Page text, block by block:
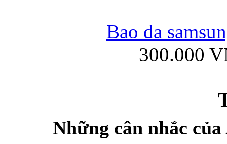
Bao da
300.000
Những cân nhắc